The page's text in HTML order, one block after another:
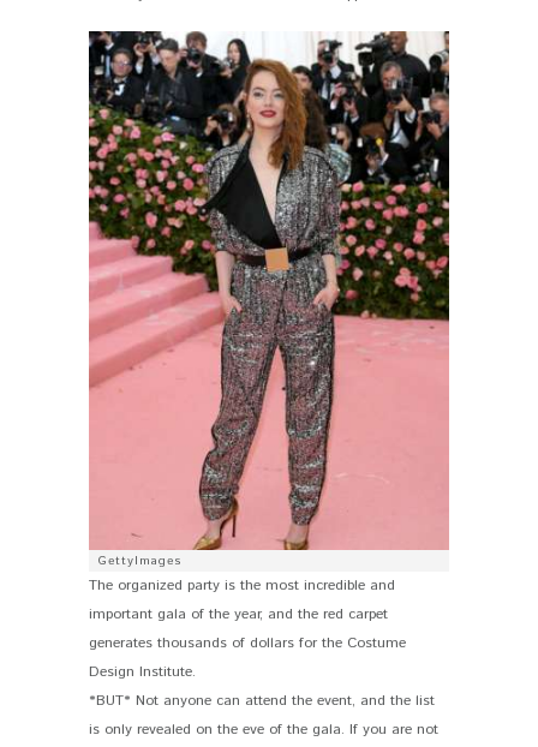
GettyImages
The organized party is the most incredible and
important gala of the year, and the red carpet
generates thousands of dollars for the Costume
Design Institute.
*BUT* Not anyone can attend the event, and the list
is only revealed on the eve of the gala. If you are not